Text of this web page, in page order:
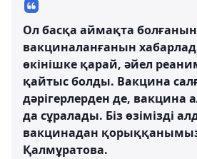
Ол басқа аймақта
вакциналанғанын
өкінішке қарай, әйел
қайтыс болды. Вакцина
дәрігерлерден де, вакцина
да сұралады. Біз өзімізді
вакцинадан
Қалмұратова.